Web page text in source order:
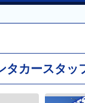
タカースタッ